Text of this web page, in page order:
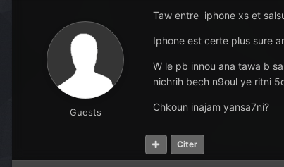
Guests
Taw entre iphone xs et
Iphone est certe plus sure
W le pb innou ana tawa b
nichrih bech n9oul ye ritni
Chkoun inajam yansa7ni?
Citer